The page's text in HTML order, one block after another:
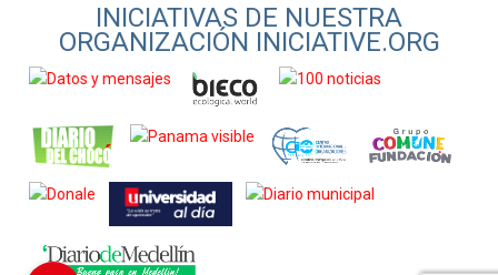
INICIATIVAS DE NUESTRA
ORGANIZACIÓN INICIATIVE.ORG